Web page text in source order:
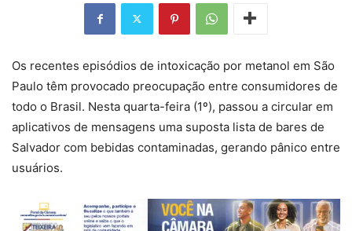
Os recentes episódios de intoxicação por metanol em São
Paulo têm provocado preocupação entre consumidores de
todo o Brasil. Nesta quarta-feira (1º), passou a circular em
aplicativos de mensagens uma suposta lista de bares de
Salvador com bebidas contaminadas, gerando pânico entre
usuários.